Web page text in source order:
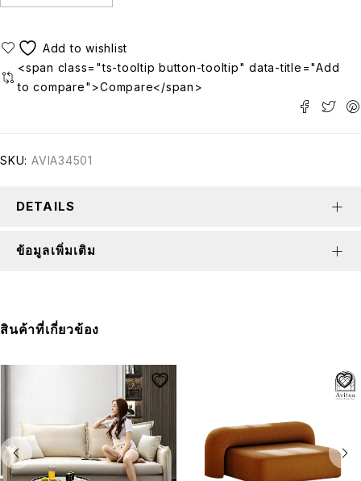
<span class="ts-tooltip button-tooltip" data-title="Add
to compare">Compare</span>
SKU: AVIA34501
DETAILS
ข้อมูลเพิ่มเติม
สินค้าที่เกี่ยวข้อง